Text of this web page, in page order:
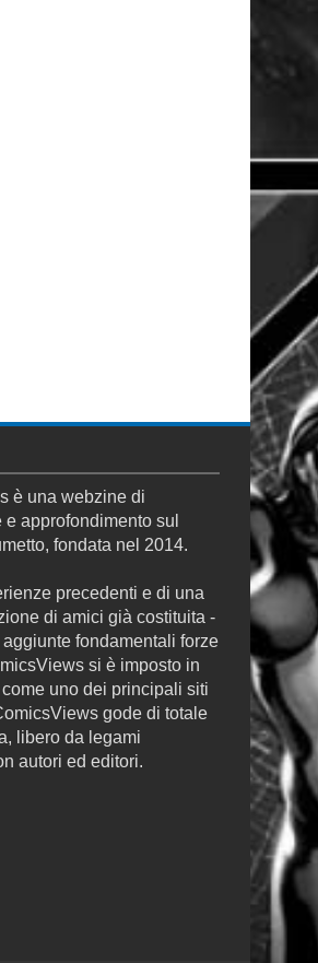
è una webzine di
approfondimento sul
fondata nel 2014.
precedenti e di una
di amici già costituita -
fondamentali forze
si è imposto in
uno dei principali siti
gode di totale
libero da legami
autori ed editori.